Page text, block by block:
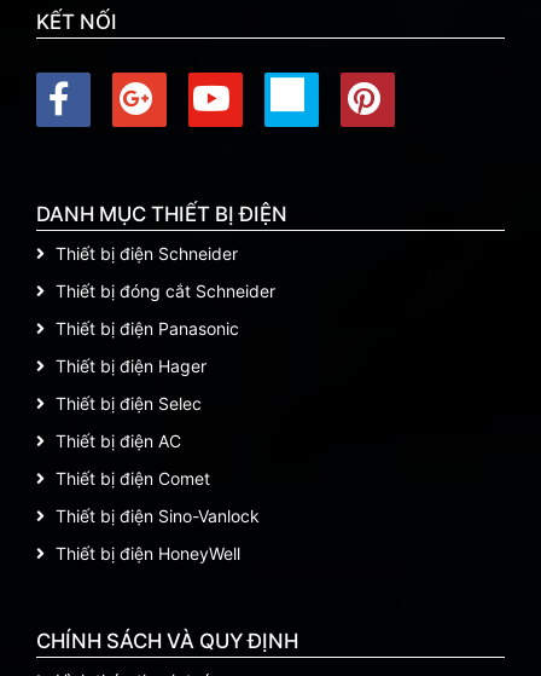
KẾT NỐI
DANH MỤC THIẾT BỊ ĐIỆN
Thiết bị điện Schneider
Thiết bị đóng cắt Schneider
Thiết bị điện Panasonic
Thiết bị điện Hager
Thiết bị điện Selec
Thiết bị điện AC
Thiết bị điện Comet
Thiết bị điện Sino-Vanlock
Thiết bị điện HoneyWell
CHÍNH SÁCH VÀ QUY ĐỊNH